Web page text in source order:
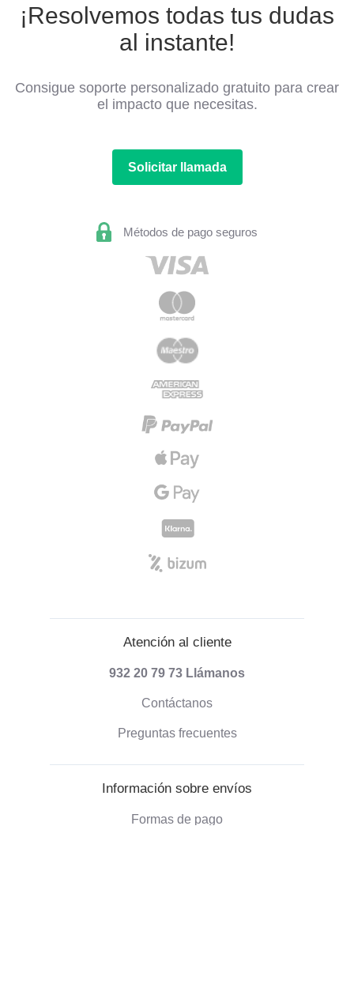
¡Resolvemos todas tus dudas
al instante!
Consigue soporte personalizado gratuito para crear
el impacto que necesitas.
Solicitar llamada
Métodos de pago seguros
Atención al cliente
932 20 79 73 Llámanos
Contáctanos
Preguntas frecuentes
Información sobre envíos
Formas de pago